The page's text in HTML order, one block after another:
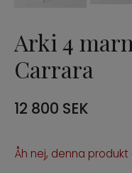
Bord
Marmorbord
Thonet-stolar
Arki 4
Carrara
12 800 SEK
Åh nej, denna